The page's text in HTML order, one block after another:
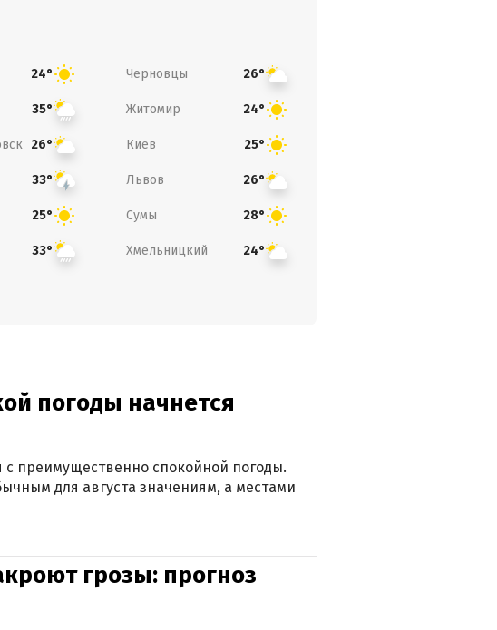
24° Черновцы 26°
35° Житомир 24°
26° Киев 25°
33° Львов 26°
25° Сумы 28°
33° Хмельницкий 24°
погоды начнется
преимущественно спокойной погоды.
для августа значениям, а местами
грозы: прогноз